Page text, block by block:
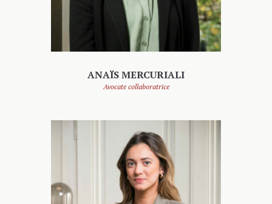
ANAÏS MERCURIALI
Avocate collaboratrice